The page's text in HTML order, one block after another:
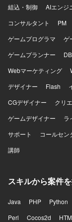
組込・制御
AIエンジ
コンサルタント
PM
ゲームプログラマ
ゲ
ゲームプランナー
Webマーケティング
デザイナー
Flash
CGデザイナー
クリ
ゲームデザイナー
ラ
サポート
コールセン
講師
スキルから案件
Java PHP Python
Perl
Cocos2d